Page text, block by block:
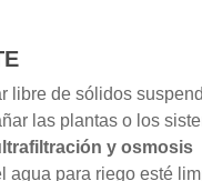
libre de sólidos
las plantas o los
y osmosis
agua para riego esté